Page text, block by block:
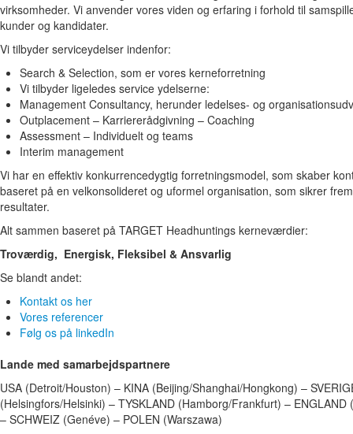
virksomheder. Vi anvender vores viden og erfaring i forhold til
kunder og kandidater.
Vi tilbyder serviceydelser indenfor:
Search & Selection, som er vores kerneforretning
Vi tilbyder ligeledes service ydelserne:
Management Consultancy, herunder ledelses- og
Outplacement – Karriererådgivning – Coaching
Assessment – Individuelt og teams
Interim management
Vi har en effektiv konkurrencedygtig forretningsmodel, som skaber
baseret på en velkonsolideret og uformel organisation, som sikrer
resultater.
Alt sammen baseret på TARGET Headhuntings kerneværdier:
Troværdig, Energisk, Fleksibel & Ansvarlig
Se blandt andet:
Kontakt os her
Vores referencer
Følg os på linkedIn
Lande med samarbejdspartnere
USA (Detroit/Houston) – KINA (Beijing/Shanghai/Hongkong) –
(Helsingfors/Helsinki) – TYSKLAND (Hamborg/Frankfurt) –
– SCHWEIZ (Genéve) – POLEN (Warszawa)